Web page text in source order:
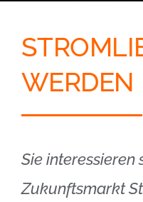
WERDEN
Sie interessieren
Zukunftsmarkt